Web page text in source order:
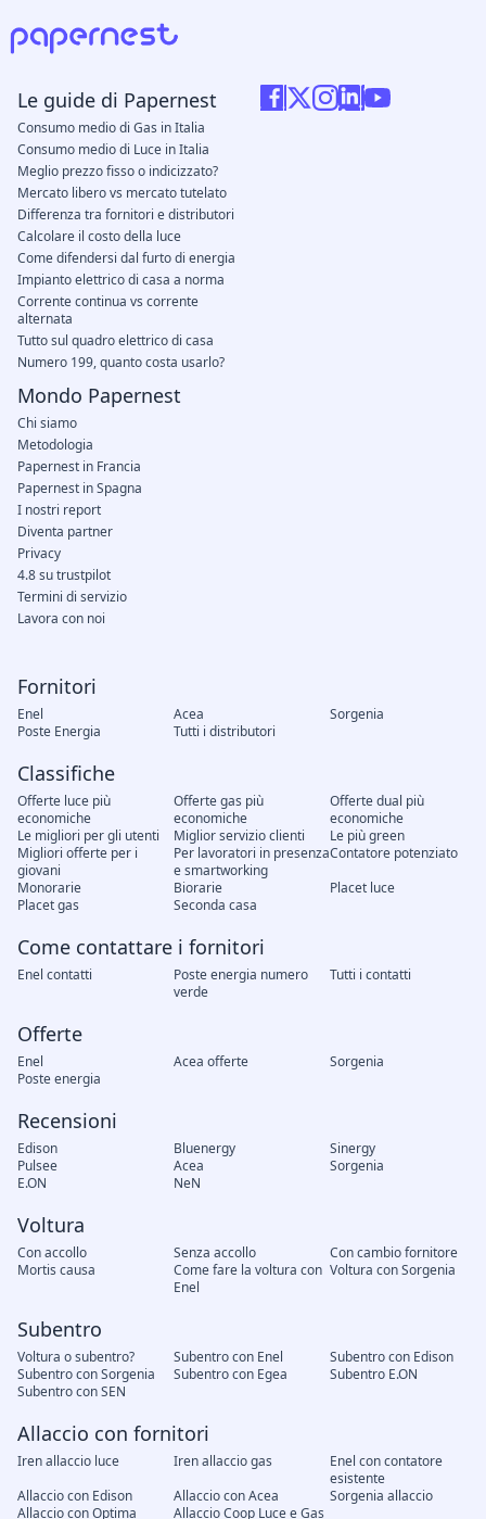
Fornitori
Enel Acea
Sorgenia
Poste Energia
Tutti i distributori
Classifiche
Offerte luce più
economiche
Offerte gas più
economiche
Offerte dual più
economiche
Le migliori per gli utenti
Miglior servizio clienti
Le più green
Migliori offerte per i
giovani
Per lavoratori in presenza
e smartworking
Contatore potenziato
Monorarie
Biorarie
Placet luce
Placet gas
Seconda casa
Come contattare i fornitori
Enel contatti
Poste energia numero
verde
Tutti i contatti
Offerte
Enel Acea offerte
Sorgenia
Poste energia
Recensioni
Edison Bluenergy
Sinergy
Pulsee
Acea
Sorgenia
E.ON
NeN
Voltura
Con accollo Senza accollo
Con cambio fornitore
Mortis causa
Come fare la voltura con
Enel
Voltura con Sorgenia
Subentro
Voltura o subentro? Subentro con Enel
Subentro con Edison
Subentro con Sorgenia
Subentro con Egea
Subentro E.ON
Subentro con SEN
Allaccio con fornitori
Iren allaccio luce Iren allaccio gas
Enel con contatore
esistente
Allaccio con Edison
Allaccio con Acea
Sorgenia allaccio
Allaccio con Optima
Allaccio Coop Luce e Gas
Le guide di Papernest
Consumo medio di Gas in Italia
Consumo medio di Luce in Italia
Meglio prezzo fisso o indicizzato?
Mercato libero vs mercato tutelato
Differenza tra fornitori e distributori
Calcolare il costo della luce
Come difendersi dal furto di energia
Impianto elettrico di casa a norma
Corrente continua vs corrente
alternata
Tutto sul quadro elettrico di casa
Numero 199, quanto costa usarlo?
Mondo Papernest
Chi siamo
Metodologia
Papernest in Francia
Papernest in Spagna
I nostri report
Diventa partner
Privacy
4.8 su trustpilot
Termini di servizio
Lavora con noi